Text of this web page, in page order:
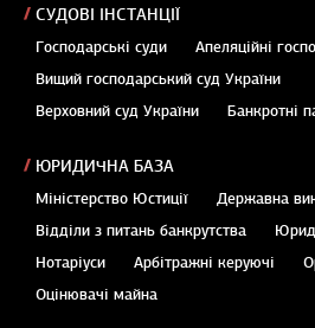
СУДОВІ ІНСТАНЦІЇ
Господарські суди
Апеляційні
Вищий господарський суд України
Верховний суд України
Банкротні
ЮРИДИЧНА БАЗА
Міністерство Юстиції
Державна
Відділи з питань банкрутства
Нотаріуси
Арбітражні керуючі
Оцінювачі майна